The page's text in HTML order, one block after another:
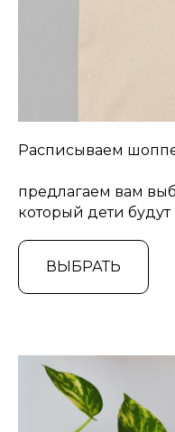
Расписываем
предлагаем вам
который дети будут
ВЫБРАТЬ